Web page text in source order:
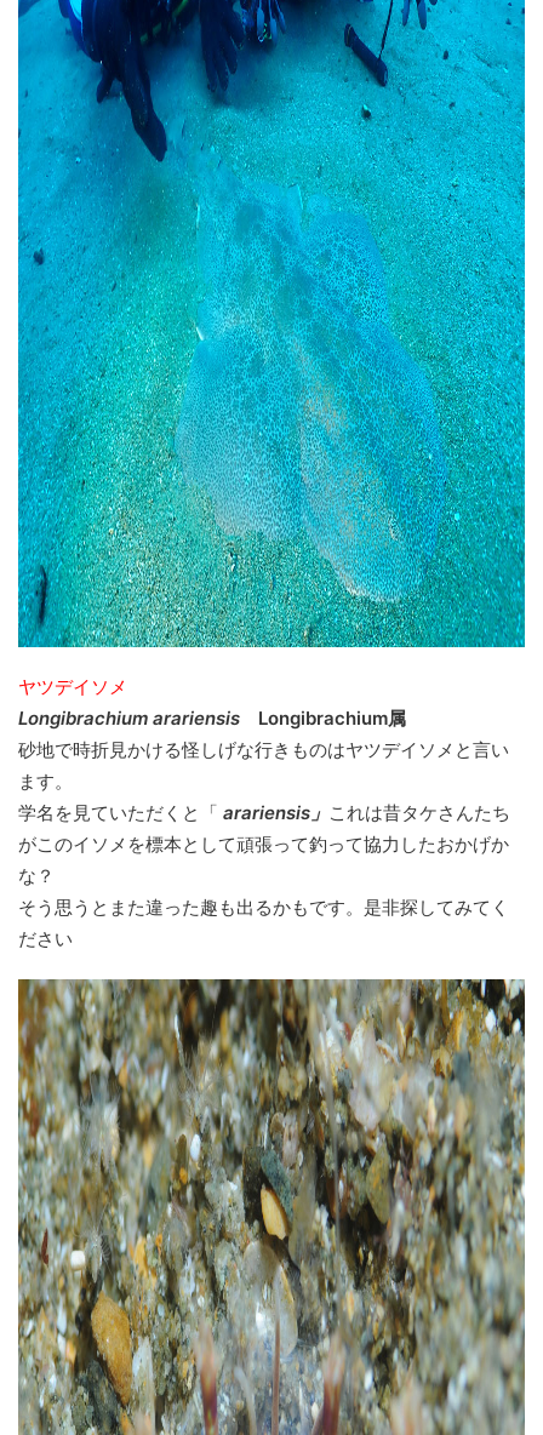
ヤツデイソメ
Longibrachium arariensis Longibrachium属
砂地で時折見かける怪しげな行きものはヤツデイソメと言い
ます。
学名を見ていただくと「 arariensis」 これは昔タケさんたち
がこのイソメを標本として頑張って釣って協力したおかげか
な？
そう思うとまた違った趣も出るかもです。是非探してみてく
ださい